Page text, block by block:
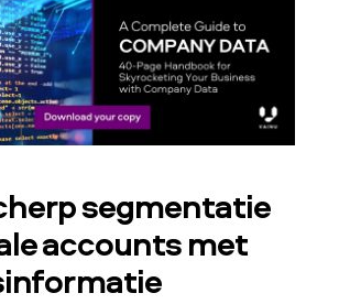
segmentatie
accounts met